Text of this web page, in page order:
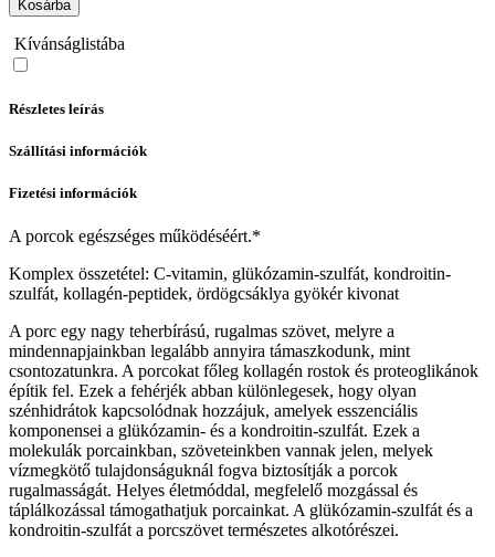
Kosárba
Kívánságlistába
Részletes leírás
Szállítási információk
Fizetési információk
A porcok egészséges működéséért.*
Komplex összetétel: C-vitamin, glükózamin-szulfát, kondroitin-
szulfát, kollagén-peptidek, ördögcsáklya gyökér kivonat
A porc egy nagy teherbírású, rugalmas szövet, melyre a
mindennapjainkban legalább annyira támaszkodunk, mint
csontozatunkra. A porcokat főleg kollagén rostok és proteoglikánok
építik fel. Ezek a fehérjék abban különlegesek, hogy olyan
szénhidrátok kapcsolódnak hozzájuk, amelyek esszenciális
komponensei a glükózamin- és a kondroitin-szulfát. Ezek a
molekulák porcainkban, szöveteinkben vannak jelen, melyek
vízmegkötő tulajdonságuknál fogva biztosítják a porcok
rugalmasságát. Helyes életmóddal, megfelelő mozgással és
táplálkozással támogathatjuk porcainkat. A glükózamin-szulfát és a
kondroitin-szulfát a porcszövet természetes alkotórészei.